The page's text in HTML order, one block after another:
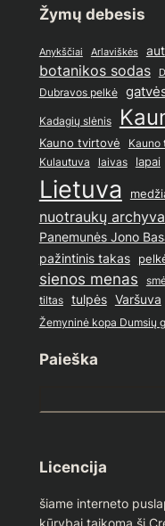
Žymų debesis
Anykščiai Arlaviškės
botanikos sodas
Dubravos pelkė
Kadagių slėnis
Kauno tvirtovė Kauno
Kulautuva laivas lapai
Lietuva
nuotraukų
Panemunės Jono
pažintinis takas
sienos menas
tiltas tulpės Varšuva
Žemyninė kopa Dumsių
Paieška
e
c
Licencija
šiame interneto